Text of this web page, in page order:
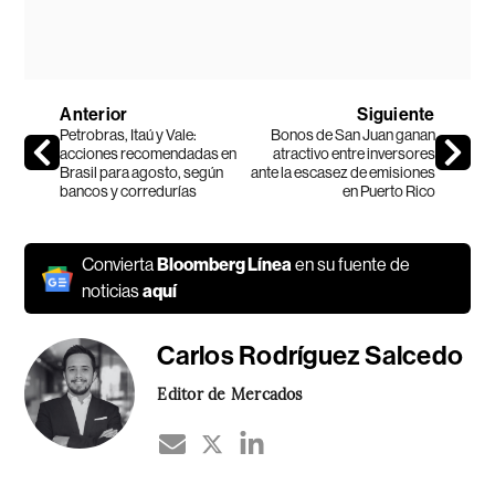
Anterior
Petrobras, Itaú y Vale:
acciones recomendadas en
Brasil para agosto, según
bancos y corredurías
Siguiente
Bonos de San Juan ganan
atractivo entre inversores
ante la escasez de emisiones
en Puerto Rico
Convierta Bloomberg Líneaen su fuente de
noticiasaquí
Carlos Rodríguez Salcedo
Editor de Mercados